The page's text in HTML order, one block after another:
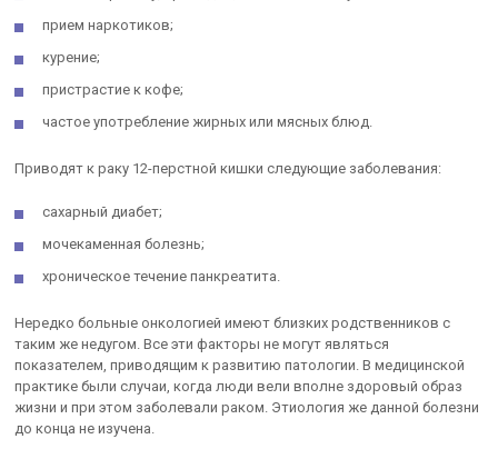
прием наркотиков;
курение;
пристрастие к кофе;
частое употребление жирных или мясных блюд.
Приводят к раку 12-перстной кишки следующие заболевания:
сахарный диабет;
мочекаменная болезнь;
хроническое течение панкреатита.
Нередко больные онкологией имеют близких родственников с
таким же недугом. Все эти факторы не могут являться
показателем, приводящим к развитию патологии. В медицинской
практике были случаи, когда люди вели вполне здоровый образ
жизни и при этом заболевали раком. Этиология же данной болезни
до конца не изучена.